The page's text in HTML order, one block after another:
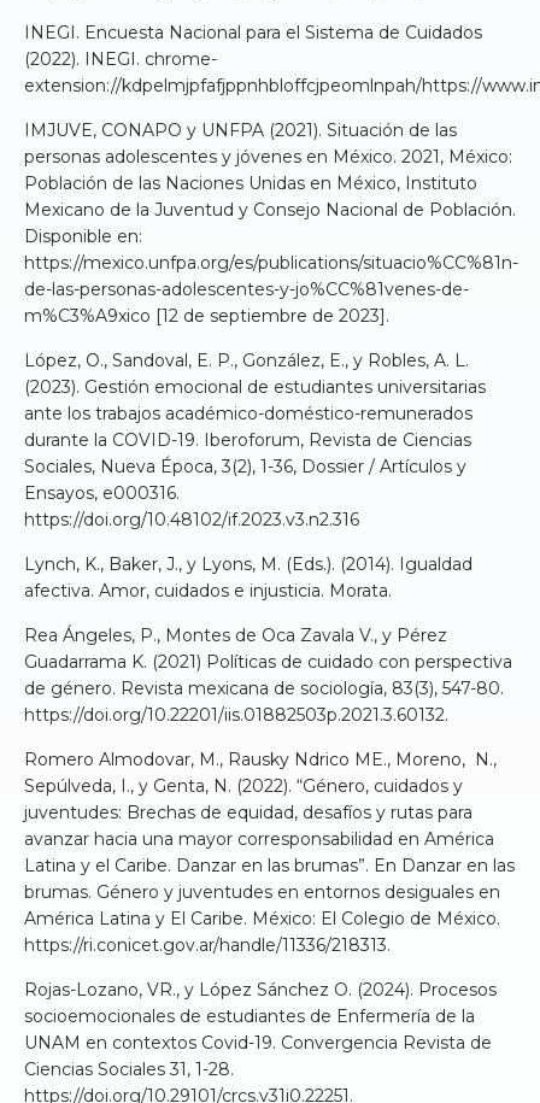
INEGI. Encuesta Nacional para el Sistema de Cuidados
(2022). INEGI. chrome-
extension://kdpelmjpfafjppnhbloffcjpeomlnpah/https://
IMJUVE, CONAPO y UNFPA (2021). Situación de las
personas adolescentes y jóvenes en México. 2021, México:
Población de las Naciones Unidas en México, Instituto
Mexicano de la Juventud y Consejo Nacional de Población.
Disponible en:
https://mexico.unfpa.org/es/publications/situacio%CC%81n-
de-las-personas-adolescentes-y-jo%CC%81venes-de-
m%C3%A9xico [12 de septiembre de 2023].
López, O., Sandoval, E. P., González, E., y Robles, A. L.
(2023). Gestión emocional de estudiantes universitarias
ante los trabajos académico-doméstico-remunerados
durante la COVID-19. Iberoforum, Revista de Ciencias
Sociales, Nueva Época, 3(2), 1-36, Dossier / Artículos y
Ensayos, e000316.
https://doi.org/10.48102/if.2023.v3.n2.316
Lynch, K., Baker, J., y Lyons, M. (Eds.). (2014). Igualdad
afectiva. Amor, cuidados e injusticia. Morata.
Rea Ángeles, P., Montes de Oca Zavala V., y Pérez
Guadarrama K. (2021) Políticas de cuidado con perspectiva
de género. Revista mexicana de sociología, 83(3), 547-80.
https://doi.org/10.22201/iis.01882503p.2021.3.60132.
Romero Almodovar, M., Rausky Ndrico ME., Moreno, N.,
Sepúlveda, I., y Genta, N. (2022). “Género, cuidados y
juventudes: Brechas de equidad, desafíos y rutas para
avanzar hacia una mayor corresponsabilidad en América
Latina y el Caribe. Danzar en las brumas”. En Danzar en las
brumas. Género y juventudes en entornos desiguales en
América Latina y El Caribe. México: El Colegio de México.
https://ri.conicet.gov.ar/handle/11336/218313.
Rojas-Lozano, VR., y López Sánchez O. (2024). Procesos
socioemocionales de estudiantes de Enfermería de la
UNAM en contextos Covid-19. Convergencia Revista de
Ciencias Sociales 31, 1-28.
https://doi.org/10.29101/crcs.v31i0.22251.